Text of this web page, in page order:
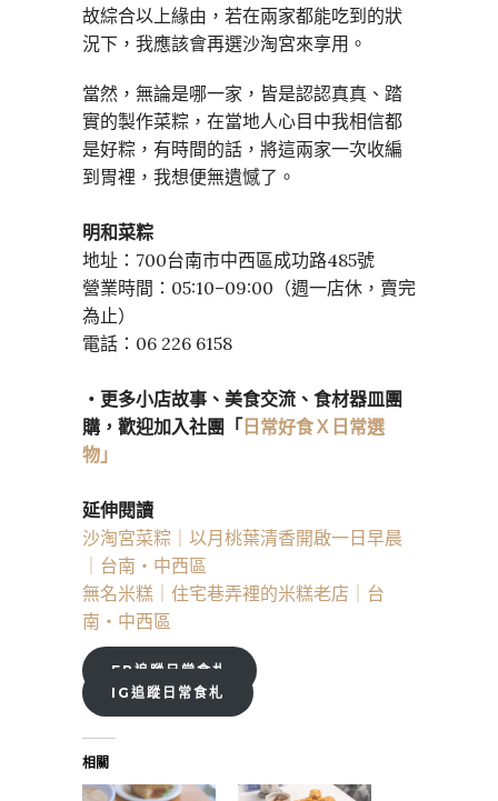
故綜合以上緣由，若在兩家都能吃到的狀
況下，我應該會再選沙淘宮來享用。
當然，無論是哪一家，皆是認認真真、踏
實的製作菜粽，在當地人心目中我相信都
是好粽，有時間的話，將這兩家一次收編
到胃裡，我想便無遺憾了。
明和菜粽
地址：700台南市中西區成功路485號
營業時間：05:10–09:00（週一店休，賣完
為止）
電話：06 226 6158
・更多小店故事、美食交流、食材器皿團
購，歡迎加入社團「日常好食Ｘ日常選
物」
延伸閱讀
沙淘宮菜粽｜以月桃葉清香開啟一日早晨
｜台南・中西區
無名米糕｜住宅巷弄裡的米糕老店｜台
南・中西區
FB追蹤日常食札
IG追蹤日常食札
相關